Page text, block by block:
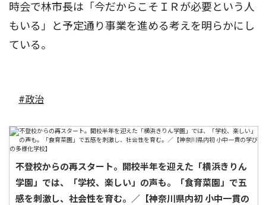
時会で林市長は「今だからこそＩＲが必要という人
もいる」と予定通り事業を進める考えを明らかにし
ている。
#政治
不登校からの再スタート。開校半年を迎えた「横浜きりん
学園」では、「学校、楽しい」の声も。「食育菜園」で五
感を刺激し、社会性を育む。／【神奈川県内初 小中一貫の